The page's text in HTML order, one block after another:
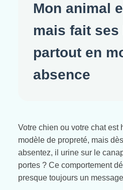
Mon animal
mais fait
partout en
absence
Votre chien ou votre chat est
modèle de propreté, mais
absentez, il urine sur le
portes ? Ce comportement
presque toujours un